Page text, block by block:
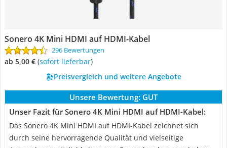
Sonero 4K Mini HDMI auf HDMI-Kabel
296 Bewertungen
ab 5,00 € ( Sofort lieferbar)
Preisvergleich und weitere Angebote
Unsere Bewertung: GUT
Unser Fazit für Sonero 4K Mini HDMI auf HDMI-Kabel:
Das Sonero 4K Mini HDMI auf HDMI-Kabel zeichnet sich
durch seine hervorragende Qualität und vielseitige